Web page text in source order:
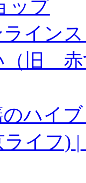
ップ
イン
（旧 赤
ハイ
ライフ)